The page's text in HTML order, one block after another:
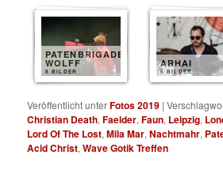
PATENBRIGADE
WOLFF
8 BILDER
ARHAI
5 BILDER
Veröffentlicht unterFotos 2019 |
Christian Death,Faelder,Faun, Leipzig,
Lord Of The Lost,Mila Mar,Nachtmahr,
Acid Christ,Wave Gotik Treffen